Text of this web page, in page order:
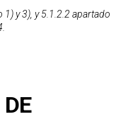
y 3), y 5.1.2.2 apartado